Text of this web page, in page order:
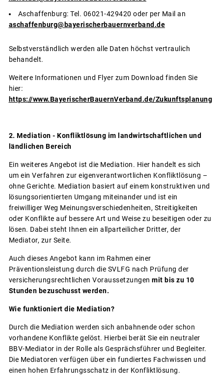
Aschaffenburg: Tel. 06021-429420 oder per Mail an
aschaffenburg@bayerischerbauernverband.de
Selbstverständlich werden alle Daten höchst vertraulich
behandelt.
Weitere Informationen und Flyer zum Download finden Sie
hier:
https://www.BayerischerBauernVerband.de/Zukunftsplanung
2. Mediation - Konfliktlösung im landwirtschaftlichen und
ländlichen Bereich
Ein weiteres Angebot ist die Mediation. Hier handelt es sich
um ein Verfahren zur eigenverantwortlichen Konfliktlösung –
ohne Gerichte. Mediation basiert auf einem konstruktiven und
lösungsorientierten Umgang miteinander und ist ein
freiwilliger Weg Meinungsverschiedenheiten, Streitigkeiten
oder Konflikte auf bessere Art und Weise zu beseitigen oder zu
lösen. Dabei steht Ihnen ein allparteilicher Dritter, der
Mediator, zur Seite.
Auch dieses Angebot kann im Rahmen einer
Präventionsleistung durch die SVLFG nach Prüfung der
versicherungsrechtlichen Voraussetzungen mit bis zu 10
Stunden bezuschusst werden.
Wie funktioniert die Mediation?
Durch die Mediation werden sich anbahnende oder schon
vorhandene Konflikte gelöst. Hierbei berät Sie ein neutraler
BBV-Mediator in der Rolle als Gesprächsführer und Begleiter.
Die Mediatoren verfügen über ein fundiertes Fachwissen und
einen hohen Erfahrungsschatz in der Konfliktlösung.